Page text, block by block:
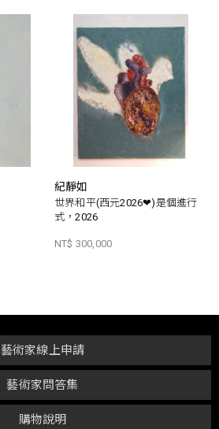
紀靜如
世界和平(西元2026❤)是個進行
式，2026
NT$ 300,000
購物說明
藝術家問答集
藝術家線上申請